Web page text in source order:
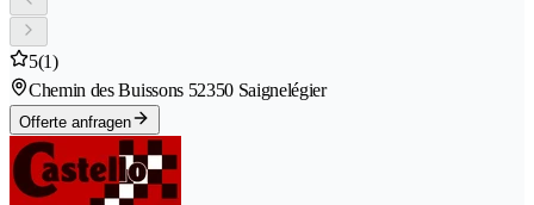
5(1)
Chemin des Buissons 52350 Saignelégier
Offerte anfragen